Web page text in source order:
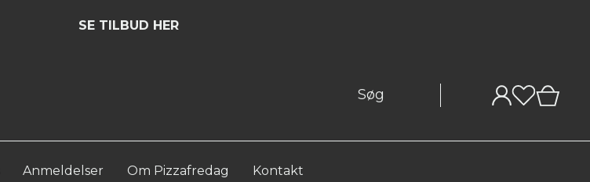
SE TILBUD HER
Anmeldelser Om Pizzafredag Kontakt